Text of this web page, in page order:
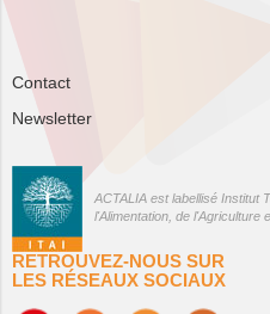
Contact
Newsletter
ACTALIA est labellisé Institut
l'Alimentation, de l'Agriculture
RETROUVEZ-NOUS SUR
LES RÉSEAUX SOCIAUX